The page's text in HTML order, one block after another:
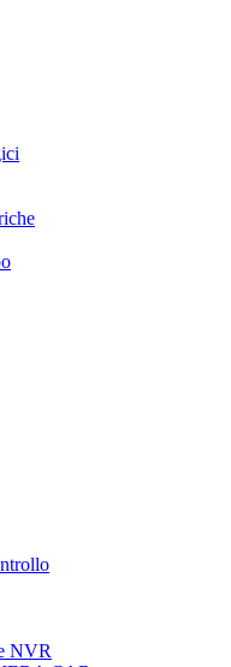
NVR